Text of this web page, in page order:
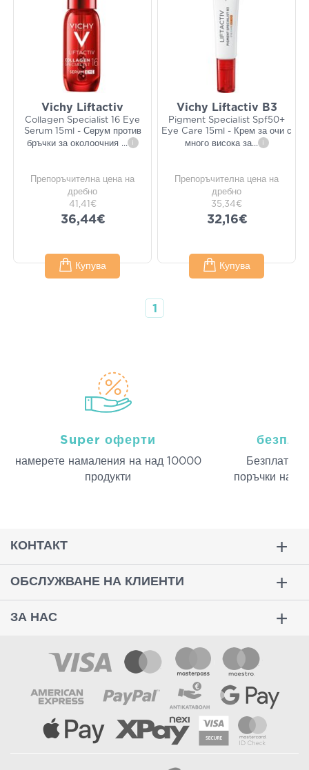
Vichy Liftactiv
Collagen Specialist 16 Eye
Serum 15ml - Серум против
бръчки за околоочния ... i
Препоръчителна цена на
дребно
41,41€
36,44€
Купува
Vichy Liftactiv B3
Pigment Specialist Spf50+
Eye Care 15ml - Крем за очи с
много висока за... i
Препоръчителна цена на
дребно
35,34€
32,16€
Купува
1
Super оферти
намерeте намаления на над 10000
продукти
Безплатна
поръчки над
КОНТАКТ
ОБСЛУЖВАНЕ НА КЛИЕНТИ
ЗА НАС